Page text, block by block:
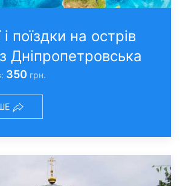
і поїздки на острів
Дніпропетровська
350 грн.